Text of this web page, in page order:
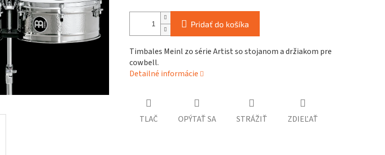
Pridať do košíka
Timbales Meinl zo série Artist so stojanom a držiakom pre
cowbell.
Detailné informácie
TLAČ OPÝTAŤ SA STRÁŽIŤ ZDIEĽAŤ